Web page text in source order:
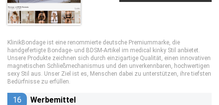
KlinikBondage ist eine renommierte deutsche Premiummarke, die
handgefertigte Bondage- und BDSM-Artikel im medical kinky Stil anbietet.
Unsere Produkte zeichnen sich durch einzigartige Qualität, einen innovativen
magnetischen Schließmechanismus und den unverkennbaren, hochwertigen
sexy Stil aus. Unser Ziel ist es, Menschen dabei zu unterstützen, ihre tiefsten
Bedürfnisse zu erfüllen.
16 Werbemittel